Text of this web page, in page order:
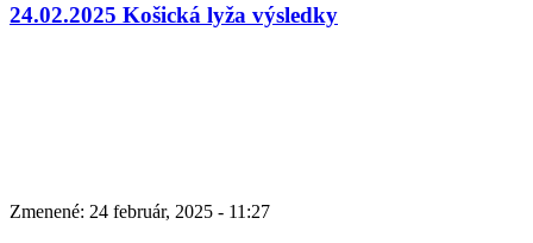
24.02.2025 Košická lyža výsledky
Zmenené: 24 február, 2025 - 11:27